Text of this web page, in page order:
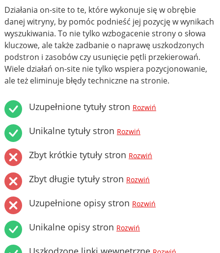
Działania on-site to te, które wykonuje się w obrębie
danej witryny, by pomóc podnieść jej pozycję w wynikach
wyszukiwania. To nie tylko wzbogacenie strony o słowa
kluczowe, ale także zadbanie o naprawę uszkodzonych
podstron i zasobów czy usunięcie pętli przekierowań.
Wiele działań on-site nie tylko wspiera pozycjonowanie,
ale też eliminuje błędy techniczne na stronie.
Uzupełnione tytuły stron Rozwiń
Unikalne tytuły stron Rozwiń
Zbyt krótkie tytuły stron Rozwiń
Zbyt długie tytuły stron Rozwiń
Uzupełnione opisy stron Rozwiń
Unikalne opisy stron Rozwiń